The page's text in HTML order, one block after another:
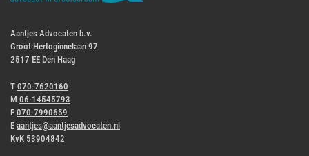
Aantjes Advocaten b.v.
Groot Hertoginnelaan 97
2517 EE Den Haag
T 070-7620160
M 06-14545793
F 070-7990659
E aantjes@aantjesadvocaten.nl
KvK 53904842